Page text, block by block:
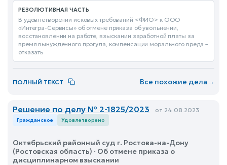
РЕЗОЛЮТИВНАЯ ЧАСТЬ
В удовлетворении исковых требований <ФИО> к ООО
«Интегра-Сервисы» об отмене приказа об увольнении,
восстановлении на работе, взыскании заработной платы за
время вынужденного прогула, компенсации морального вреда –
отказать
ПОЛНЫЙ ТЕКСТ Все похожие дела→
Решение по делу № 2-1825/2023 от 24.08.2023
Гражданское Удовлетворено
Октябрьский районный суд г. Ростова-на-Дону
(Ростовская область) · Об отмене приказа о
дисциплинарном взыскании